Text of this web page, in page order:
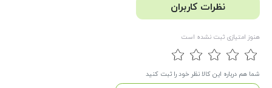
نظرات کاربران
هنوز امتیازی ثبت نشده است
شما هم درباره این کالا نظر خود را ثبت کنید